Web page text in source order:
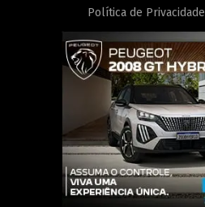
Política de Privacidade